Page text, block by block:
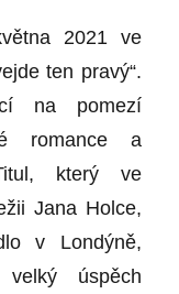
2021 ve
ten pravý“.
na pomezí
romance a
který ve
Jana Holce,
v Londýně,
úspěch